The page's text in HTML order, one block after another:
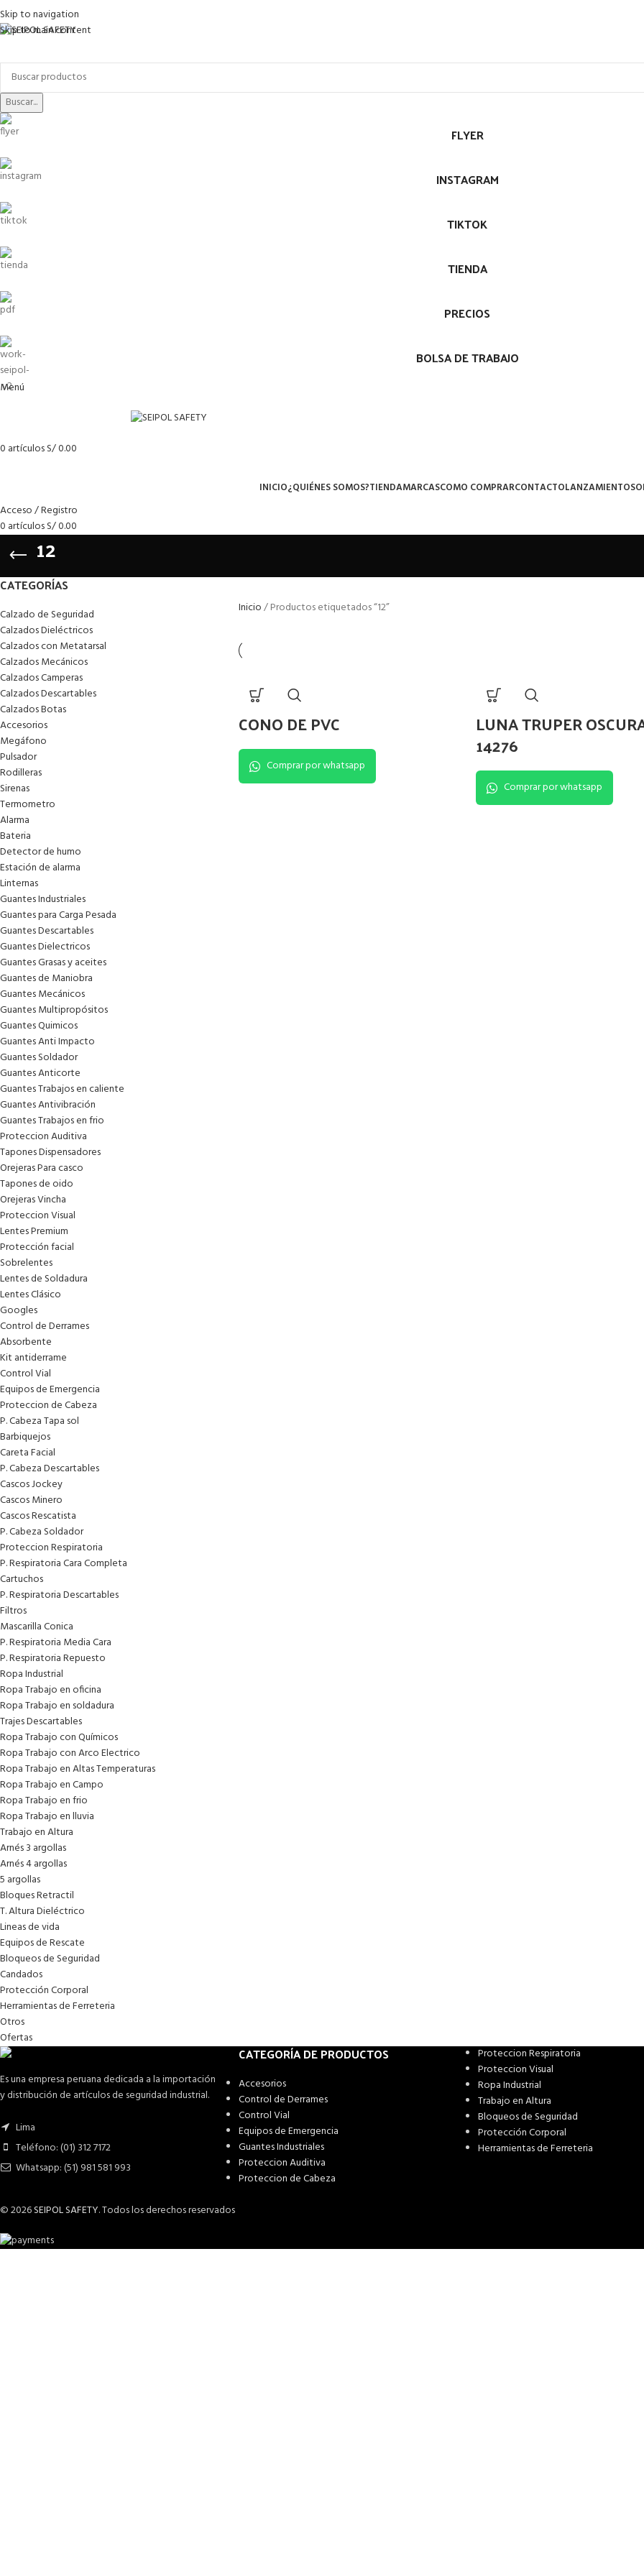
Skip to navigation
Skip to main content
Buscar...
FLYER
INSTAGRAM
TIKTOK
TIENDA
PRECIOS
BOLSA DE TRABAJO
Menú
0 artículosS/0.00
INICIO¿QUIÉNES SOMOS?TIENDAMARCASCOMO COMPRARCONTACTOLANZAMIENTOS
Acceso / Registro
0 artículosS/0.00
12
CATEGORÍAS
Calzado de Seguridad
Calzados Dieléctricos
Calzados con Metatarsal
Calzados Mecánicos
Calzados Camperas
Calzados Descartables
Calzados Botas
Accesorios
Megáfono
Pulsador
Rodilleras
Sirenas
Termometro
Alarma
Bateria
Detector de humo
Estación de alarma
Linternas
Guantes Industriales
Guantes para Carga Pesada
Guantes Descartables
Guantes Dielectricos
Guantes Grasas y aceites
Guantes de Maniobra
Guantes Mecánicos
Guantes Multipropósitos
Guantes Quimicos
Guantes Anti Impacto
Guantes Soldador
Guantes Anticorte
Guantes Trabajos en caliente
Guantes Antivibración
Guantes Trabajos en frio
Proteccion Auditiva
Tapones Dispensadores
Orejeras Para casco
Tapones de oido
Orejeras Vincha
Proteccion Visual
Lentes Premium
Protección facial
Sobrelentes
Lentes de Soldadura
Lentes Clásico
Googles
Control de Derrames
Absorbente
Kit antiderrame
Control Vial
Equipos de Emergencia
Proteccion de Cabeza
P. Cabeza Tapa sol
Barbiquejos
Careta Facial
P. Cabeza Descartables
Cascos Jockey
Cascos Minero
Cascos Rescatista
P. Cabeza Soldador
Proteccion Respiratoria
P. Respiratoria Cara Completa
Cartuchos
P. Respiratoria Descartables
Filtros
Mascarilla Conica
P. Respiratoria Media Cara
P. Respiratoria Repuesto
Ropa Industrial
Ropa Trabajo en oficina
Ropa Trabajo en soldadura
Trajes Descartables
Ropa Trabajo con Químicos
Ropa Trabajo con Arco Electrico
Ropa Trabajo en Altas Temperaturas
Ropa Trabajo en Campo
Ropa Trabajo en frio
Ropa Trabajo en lluvia
Trabajo en Altura
Arnés 3 argollas
Arnés 4 argollas
5 argollas
Bloques Retractil
T. Altura Dieléctrico
Lineas de vida
Equipos de Rescate
Bloqueos de Seguridad
Candados
Protección Corporal
Herramientas de Ferreteria
Otros
Ofertas
Inicio Productos etiquetados “12”
CONO DE PVC
Comprar por whatsapp
LUNA TRUPER
14276
Comprar por whatsapp
Es una empresa peruana dedicada a la importación
y distribución de artículos de seguridad industrial.
Lima
Teléfono: (01) 312 7172
Whatsapp: (51) 981 581 993
CATEGORÍA DE PRODUCTOS
Accesorios
Control de Derrames
Control Vial
Equipos de Emergencia
Guantes Industriales
Proteccion Auditiva
Proteccion de Cabeza
Proteccion Respiratoria
Proteccion Visual
Ropa Industrial
Trabajo en Altura
Bloqueos de Seguridad
Protección Corporal
Herramientas de Ferreteria
© 2026SEIPOL SAFETY. Todos los derechos reservados